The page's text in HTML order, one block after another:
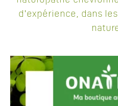
d'expérience, dans